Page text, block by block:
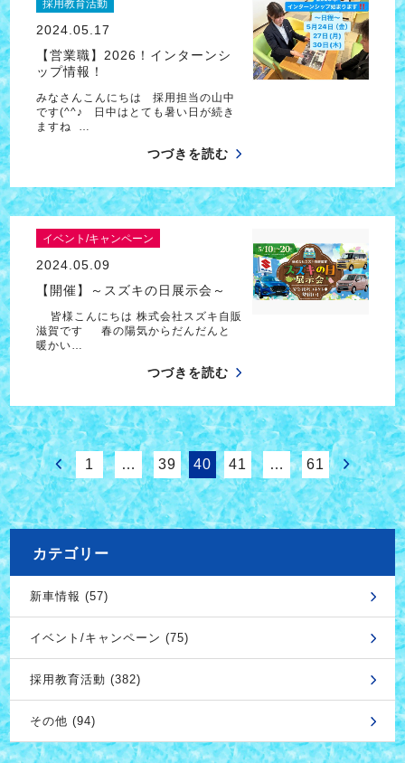
採用教育活動
2024.05.17
【営業職】2026！インターンシ
ップ情報！
みなさんこんにちは 採用担当の山中
です(^^♪ 日中はとても暑い日が続き
ますね …
つづきを読む
イベント/キャンペーン
2024.05.09
【開催】～スズキの日展示会～
皆様こんにちは 株式会社スズキ自販
滋賀です 春の陽気からだんだんと
暖かい…
つづきを読む
1 … 39 40 41 … 61
カテゴリー
新車情報 (57)
イベント/キャンペーン (75)
採用教育活動 (382)
その他 (94)